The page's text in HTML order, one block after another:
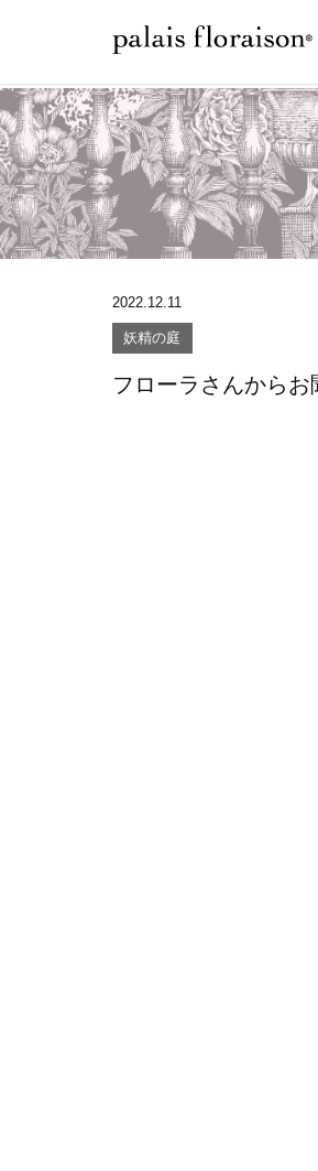
2022.12.11
妖精の庭
フローラさんから